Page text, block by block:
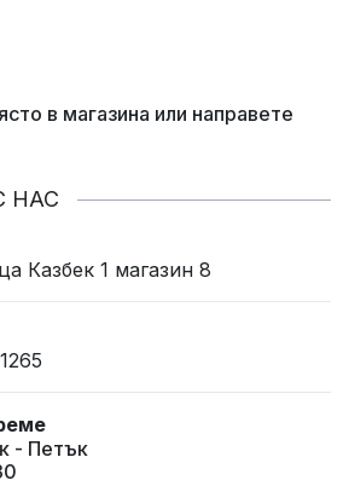
в магазина или направете
НАС
Казбек 1 магазин 8
- Петък